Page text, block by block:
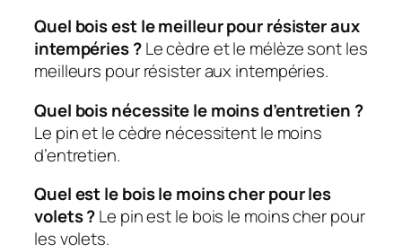
Quel bois est le meilleur pour résister aux
intempéries ?Le cèdre et le mélèze sont les
meilleurs pour résister aux intempéries.
Quel bois nécessite le moins d’entretien ?
Le pin et le cèdre nécessitent le moins
d’entretien.
Quel est le bois le moins cher pour les
volets ?Le pin est le bois le moins cher pour
les volets.